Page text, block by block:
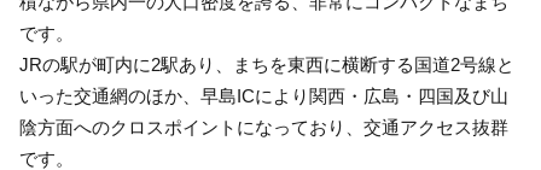
です。
JRの駅が町内に2駅あり、まちを東西に横断する国道2号線と
いった交通網のほか、早島ICにより関西・広島・四国及び山
陰方面へのクロスポイントになっており、交通アクセス抜群
です。